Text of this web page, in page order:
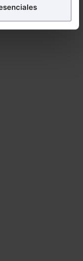
imprescindibles.
permitir en tu
utilizaremos
navegación.